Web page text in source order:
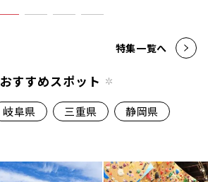
特集一覧へ
おすすめスポット
岐阜県 三重県 静岡県